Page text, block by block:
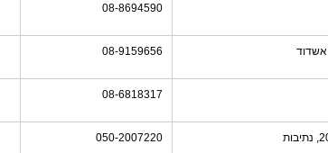
08-8694590
אשדוד 08-9159656
08-6818317
050-2007220